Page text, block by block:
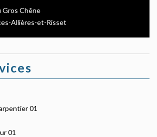
Gros Chêne
Allières-et-Risset
01
01